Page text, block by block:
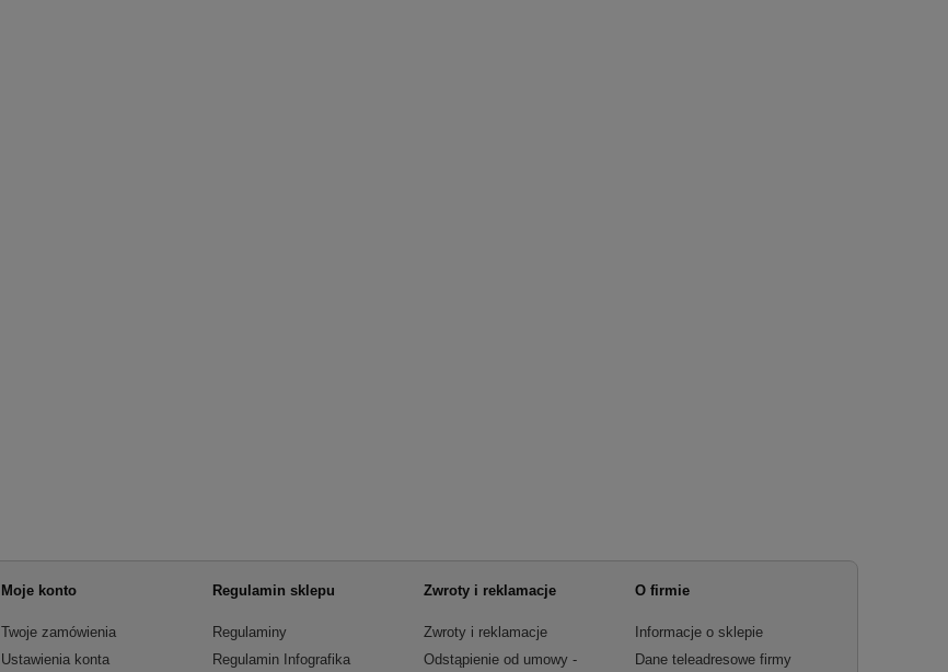
Moje konto
Twoje zamówienia
Ustawienia konta
Regulamin sklepu
Regulaminy
Regulamin Infografika
Zwroty i reklamacje
Zwroty i reklamacje
Odstąpienie od umowy -
O firmie
Informacje o sklepie
Dane teleadresowe firmy